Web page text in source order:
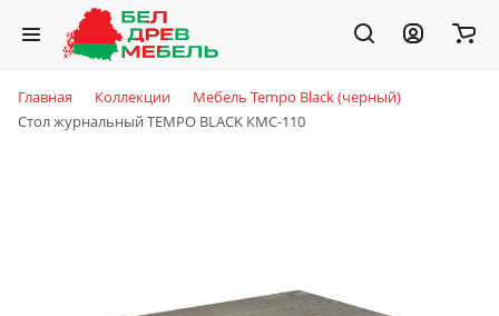
Главная Коллекции
Мебель Tempo Black (черный)
Стол журнальный TEMPO BLACK КМС-110